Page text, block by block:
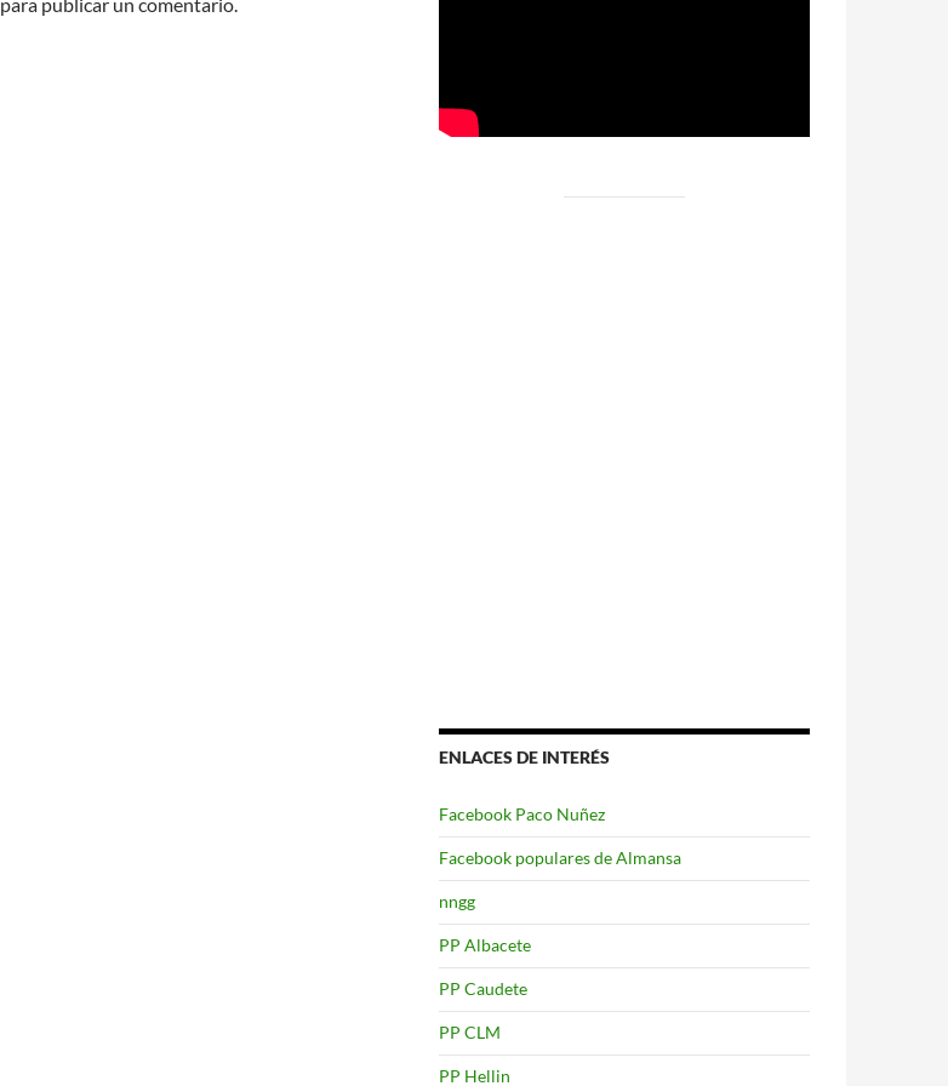
ENLACES DE INTERÉS
Facebook Paco Nuñez
Facebook populares de Almansa
nngg
PP Albacete
PP Caudete
PP CLM
PP Hellin